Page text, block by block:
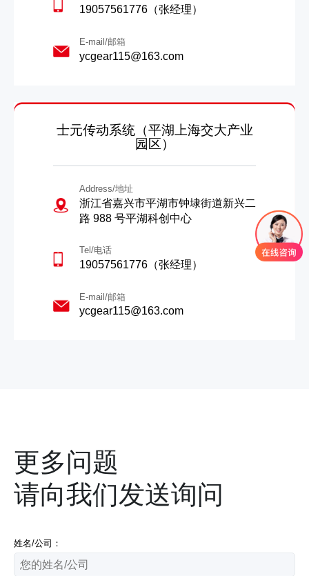
19057561776（张经理）
E-mail/邮箱
ycgear115@163.com
士元传动系统（平湖上海交大产业
园区）
Address/地址
浙江省嘉兴市平湖市钟埭街道新兴二
路 988 号平湖科创中心
Tel/电话
19057561776（张经理）
E-mail/邮箱
ycgear115@163.com
更多问题
请向我们发送询问
姓名/公司：